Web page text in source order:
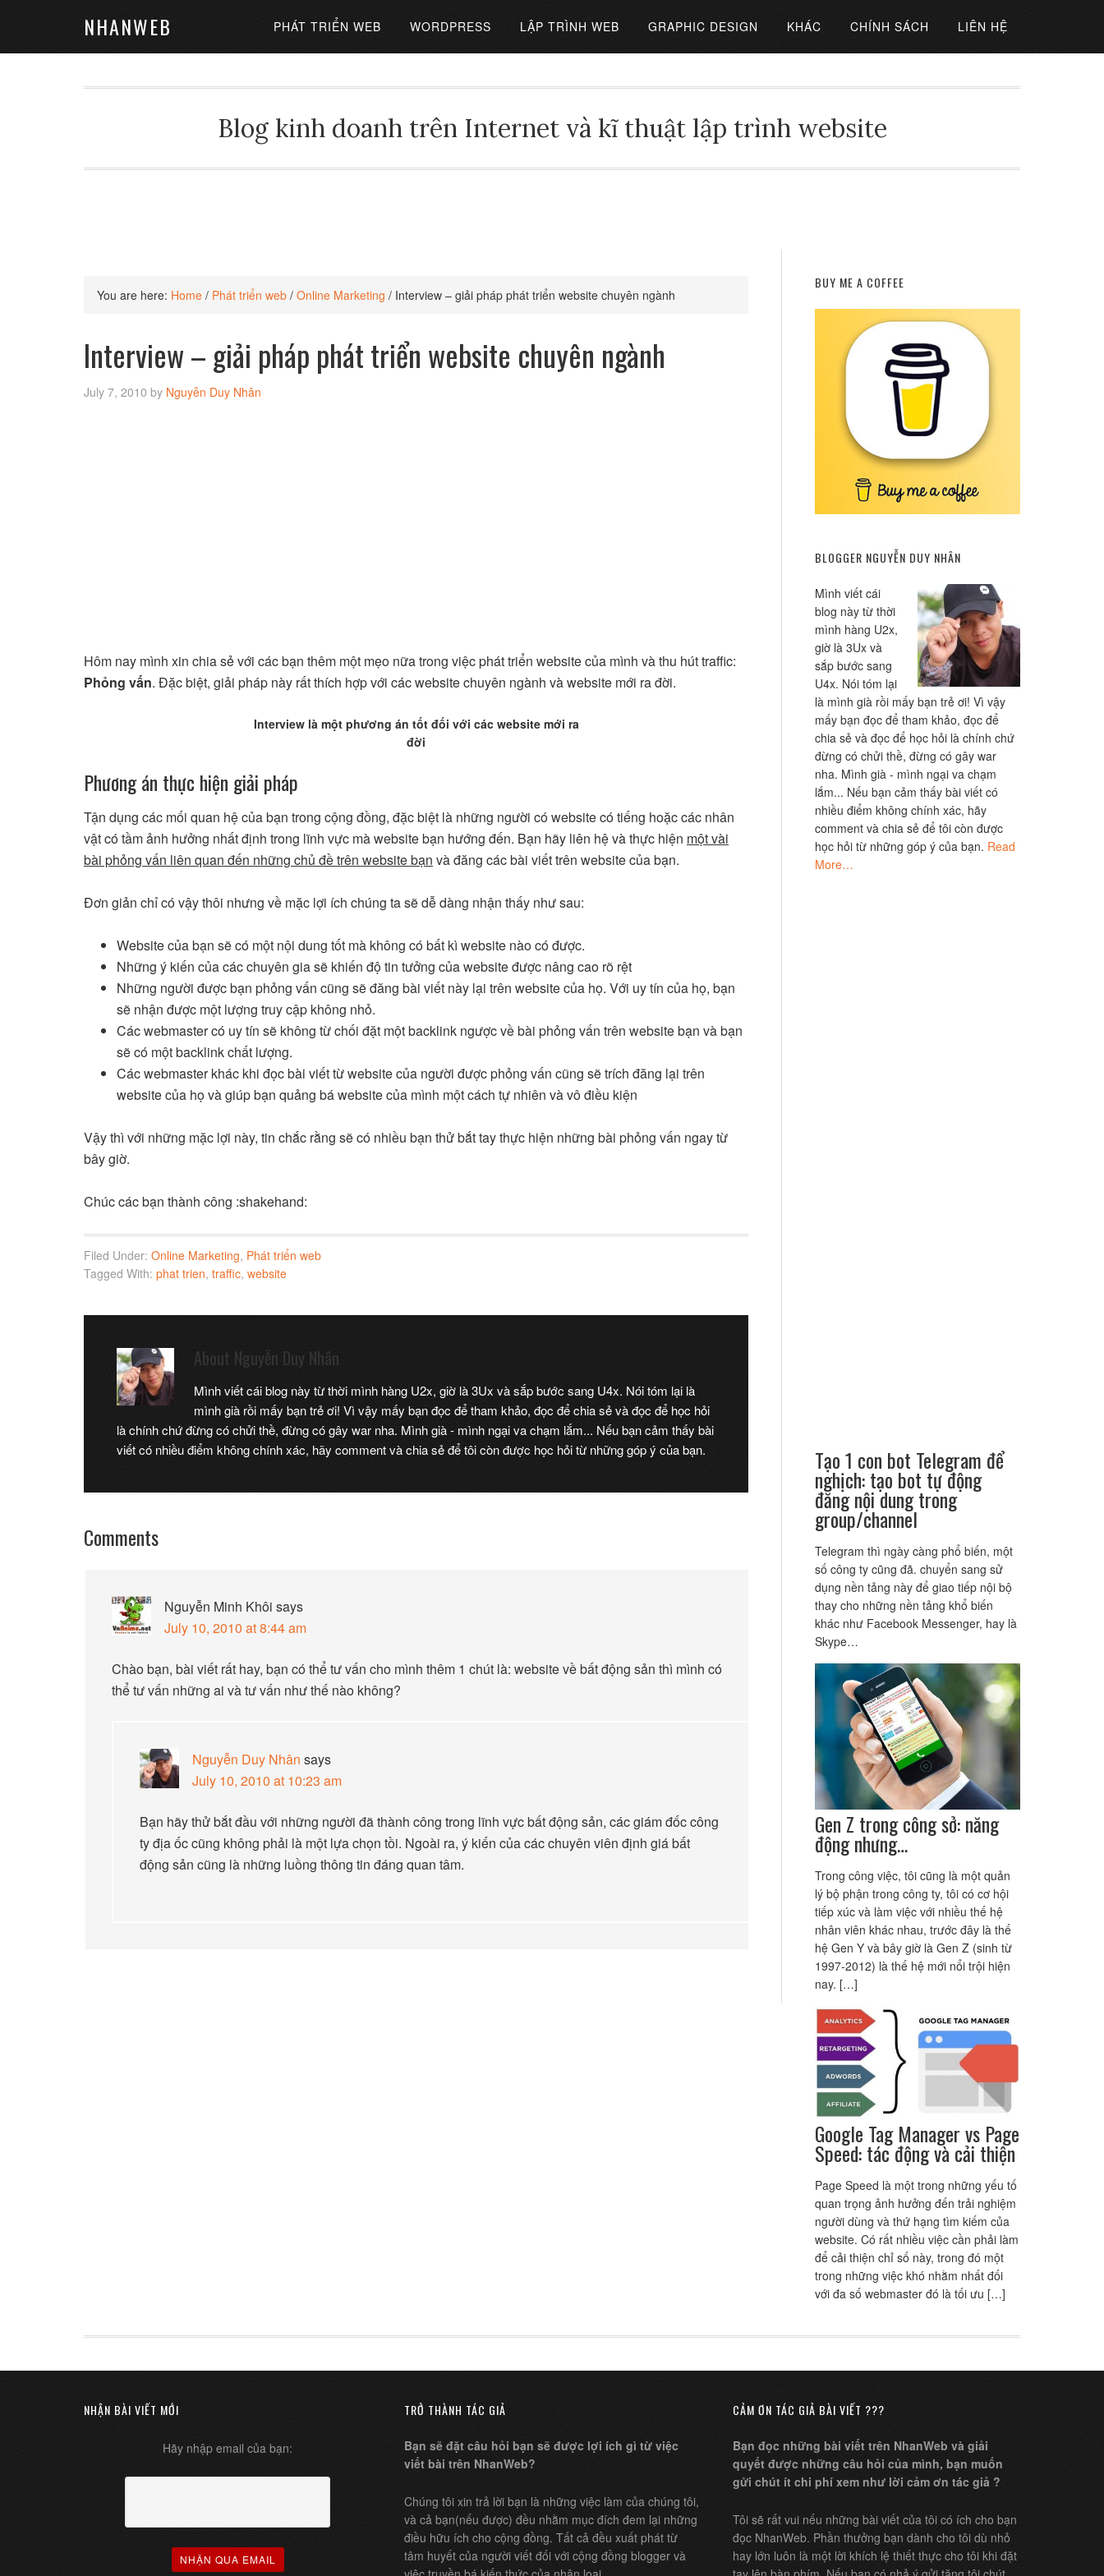
NHANWEB PHÁT TRIỂN WEB WORDPRESS LẬP TRÌNH WEB GRAPHIC DESIGN KHÁC CHÍNH SÁCH LIÊN HỆ
Blog kinh doanh trên Internet và kĩ thuật lập trình website
You are here: Home / Phát triển web / Online Marketing / Interview – giải pháp phát triển website chuyên ngành
Interview – giải pháp phát triển website chuyên ngành
July 7, 2010 by Nguyễn Duy Nhân
Hôm nay mình xin chia sẻ với các bạn thêm một mẹo nữa trong việc phát triển website của mình và thu hút traffic:
Phỏng vấn. Đặc biệt, giải pháp này rất thích hợp với các website chuyên ngành và website mới ra đời.
Interview là một phương án tốt đối với các website mới ra
đời
Phương án thực hiện giải pháp
Tận dụng các mối quan hệ của bạn trong cộng đồng, đặc biệt là những người có website có tiếng hoặc các nhân
vật có tầm ảnh hưởng nhất định trong lĩnh vực mà website bạn hướng đến. Bạn hãy liên hệ và thực hiện một vài
bài phỏng vấn liên quan đến những chủ đề trên website bạn và đăng các bài viết trên website của bạn.
Đơn giản chỉ có vậy thôi nhưng về mặc lợi ích chúng ta sẽ dễ dàng nhận thấy như sau:
Website của bạn sẽ có một nội dung tốt mà không có bất kì website nào có được.
Những ý kiến của các chuyên gia sẽ khiến độ tin tưởng của website được nâng cao rõ rệt
Những người được bạn phỏng vấn cũng sẽ đăng bài viết này lại trên website của họ. Với uy tín của họ, bạn
sẽ nhận được một lượng truy cập không nhỏ.
Các webmaster có uy tín sẽ không từ chối đặt một backlink ngược về bài phỏng vấn trên website bạn và bạn
sẽ có một backlink chất lượng.
Các webmaster khác khi đọc bài viết từ website của người được phỏng vấn cũng sẽ trích đăng lại trên
website của họ và giúp bạn quảng bá website của mình một cách tự nhiên và vô điều kiện
Vậy thì với những mặc lợi này, tin chắc rằng sẽ có nhiều bạn thử bắt tay thực hiện những bài phỏng vấn ngay từ
bây giờ.
Chúc các bạn thành công :shakehand:
Filed Under: Online Marketing, Phát triển web
Tagged With: phat trien, traffic, website
About Nguyễn Duy Nhân
Mình viết cái blog này từ thời mình hàng U2x, giờ là 3Ux và sắp bước sang U4x. Nói tóm lại là
mình già rồi mấy bạn trẻ ơi! Vì vậy mấy bạn đọc để tham khảo, đọc để chia sẻ và đọc để học hỏi
là chính chứ đừng có chửi thề, đừng có gây war nha. Mình già - mình ngại va chạm lắm... Nếu bạn cảm thấy bài
viết có nhiều điểm không chính xác, hãy comment và chia sẻ để tôi còn được học hỏi từ những góp ý của bạn.
Comments
Nguyễn Minh Khôi says
July 10, 2010 at 8:44 am
Chào bạn, bài viết rất hay, bạn có thể tư vấn cho mình thêm 1 chút là: website về bất động sản thì mình có
thể tư vấn những ai và tư vấn như thế nào không?
Nguyễn Duy Nhân says
July 10, 2010 at 10:23 am
Bạn hãy thử bắt đầu với những người đã thành công trong lĩnh vực bất động sản, các giám đốc công
ty địa ốc cũng không phải là một lựa chọn tồi. Ngoài ra, ý kiến của các chuyên viên định giá bất
động sản cũng là những luồng thông tin đáng quan tâm.
BUY ME A COFFEE
BLOGGER NGUYỄN DUY NHÂN
Mình viết cái
blog này từ thời
mình hàng U2x,
giờ là 3Ux và
sắp bước sang
U4x. Nói tóm lại
là mình già rồi mấy bạn trẻ ơi! Vì vậy
mấy bạn đọc để tham khảo, đọc để
chia sẻ và đọc để học hỏi là chính chứ
đừng có chửi thề, đừng có gây war
nha. Mình già - mình ngại va chạm
lắm... Nếu bạn cảm thấy bài viết có
nhiều điểm không chính xác, hãy
comment và chia sẻ để tôi còn được
học hỏi từ những góp ý của bạn. Read
More…
Tạo 1 con bot Telegram để
nghịch: tạo bot tự động
đăng nội dung trong
group/channel
Telegram thì ngày càng phổ biến, một
số công ty cũng đã. chuyển sang sử
dụng nền tảng này để giao tiếp nội bộ
thay cho những nền tảng khổ biến
khác như Facebook Messenger, hay là
Skype…
Gen Z trong công sở: năng
động nhưng…
Trong công việc, tôi cũng là một quản
lý bộ phận trong công ty, tôi có cơ hội
tiếp xúc và làm việc với nhiều thế hệ
nhân viên khác nhau, trước đây là thế
hệ Gen Y và bây giờ là Gen Z (sinh từ
1997-2012) là thế hệ mới nổi trội hiện
nay. […]
Google Tag Manager vs Page
Speed: tác động và cải thiện
Page Speed là một trong những yếu tố
quan trọng ảnh hưởng đến trải nghiệm
người dùng và thứ hạng tìm kiếm của
website. Có rất nhiều việc cần phải làm
để cải thiện chỉ số này, trong đó một
trong những việc khó nhằm nhất đối
với đa số webmaster đó là tối ưu […]
NHẬN BÀI VIẾT MỚI
Hãy nhập email của bạn:
TRỞ THÀNH TÁC GIẢ
Bạn sẽ đặt câu hỏi bạn sẽ được lợi ích gì từ việc
viết bài trên NhanWeb?
Chúng tôi xin trả lời bạn là những việc làm của chúng tôi,
và cả bạn(nếu được) đều nhằm mục đích đem lại những
điều hữu ích cho cộng đồng. Tất cả đều xuất phát từ
tâm huyết của người viết đối với cộng đồng blogger và
CẢM ƠN TÁC GIẢ BÀI VIẾT ???
Bạn đọc những bài viết trên NhanWeb và giải
quyết được những câu hỏi của mình, bạn muốn
gửi chút ít chi phí xem như lời cảm ơn tác giả ?
Tôi sẽ rất vui nếu những bài viết của tôi có ích cho bạn
đọc NhanWeb. Phần thưởng bạn dành cho tôi dù nhỏ
hay lớn luôn là một lời khích lệ thiết thực cho tôi khi đặt